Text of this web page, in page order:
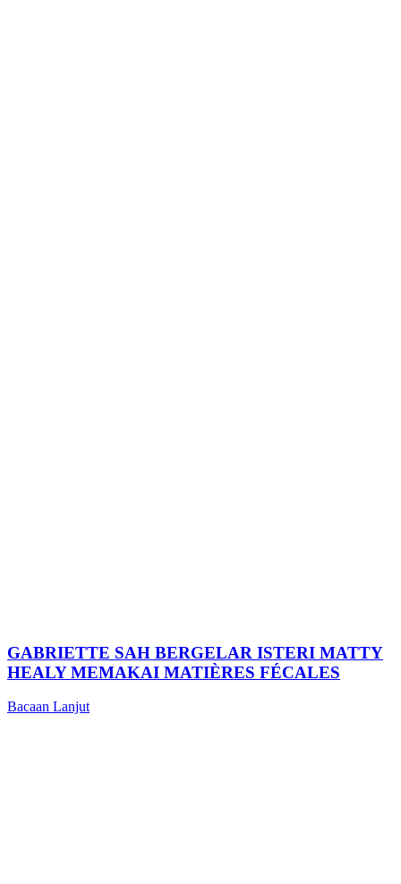
GABRIETTE SAH BERGELAR ISTERI MATTY
HEALY MEMAKAI MATIÈRES FÉCALES
Bacaan Lanjut